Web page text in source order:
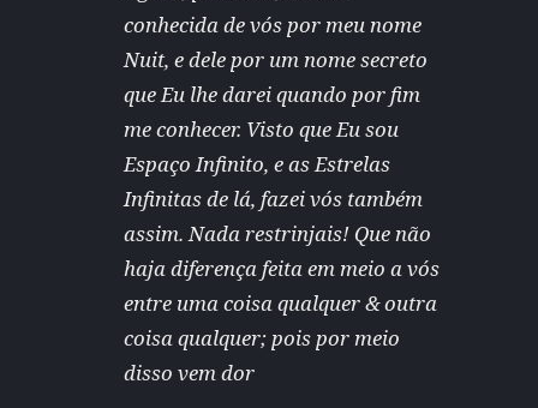
conhecida de vós por meu nome
Nuit, e dele por um nome secreto
que Eu lhe darei quando por fim
me conhecer. Visto que Eu sou
Espaço Infinito, e as Estrelas
Infinitas de lá, fazei vós também
assim. Nada restrinjais! Que não
haja diferença feita em meio a vós
entre uma coisa qualquer & outra
coisa qualquer; pois por meio
disso vem dor